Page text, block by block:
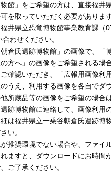
物館」をご希望の方は、直接福井
を取っていただく必要がありま
井県立恐竜博物館事業教育課（
わせください。
朝倉氏遺跡博物館」の画像で、「
方へ」の画像をご希望される場
確認いただき、「広報用画像利
うえ、利用する画像を各自でダ
所蔵品等の画像をご希望の場合
跡博物館に連絡して、画像利用
は福井県立一乗谷朝倉氏遺跡博
い。
推奨環境でない場合や、ファイ
ますと、ダウンロードにお時間
ご了承ください。